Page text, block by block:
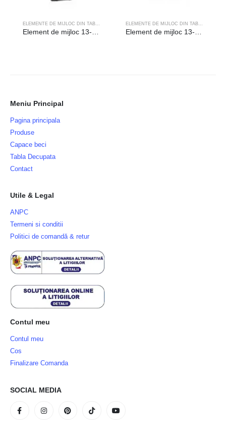
ELEMENTE DE MIJLOC DIN TABLA
Element de mijloc 13-305 Gaura (mm): ◻12.5
ELEMENTE DE MIJLOC DIN TABLA
Element de mijloc 13-200 Gaura (mm):◻12.5
Meniu Principal
Pagina principala
Produse
Capace beci
Tabla Decupata
Contact
Utile & Legal
ANPC
Termeni si conditii
Politici de comandă & retur
Contul meu
Contul meu
Cos
Finalizare Comanda
SOCIAL MEDIA